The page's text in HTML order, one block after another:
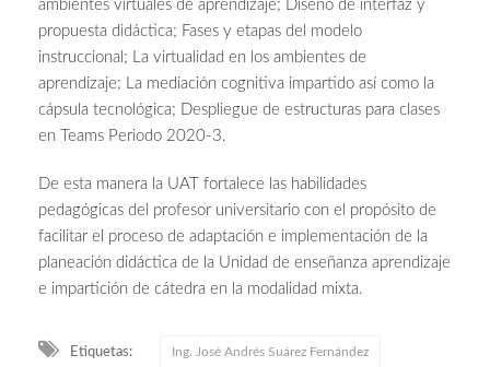
ambientes virtuales de aprendizaje; Diseño de interfaz y
propuesta didáctica; Fases y etapas del modelo
instruccional; La virtualidad en los ambientes de
aprendizaje; La mediación cognitiva impartido así como la
cápsula tecnológica; Despliegue de estructuras para clases
en Teams Periodo 2020-3.
De esta manera la UAT fortalece las habilidades
pedagógicas del profesor universitario con el propósito de
facilitar el proceso de adaptación e implementación de la
planeación didáctica de la Unidad de enseñanza aprendizaje
e impartición de cátedra en la modalidad mixta.
Etiquetas: Ing. José Andrés Suárez Fernández